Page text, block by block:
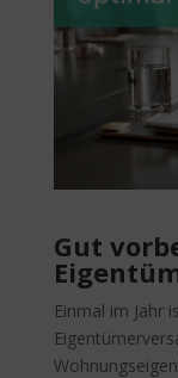
Gut
Einmal im Jahr